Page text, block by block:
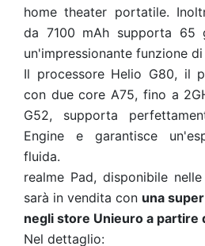
home theater portatile.
da 7100 mAh supporta 65
un'impressionante funzione
Il processore Helio G80, il
con due core A75, fino a
G52, supporta
Engine e garantisce
fluida.
realme Pad, disponibile
sarà in vendita con una
negli store Unieuro a partire
Nel dettaglio: